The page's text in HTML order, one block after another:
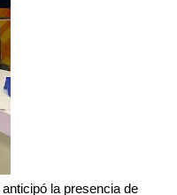
la presencia de